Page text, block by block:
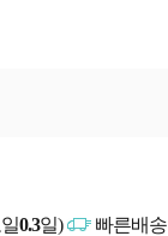
0.3일)
빠른배송